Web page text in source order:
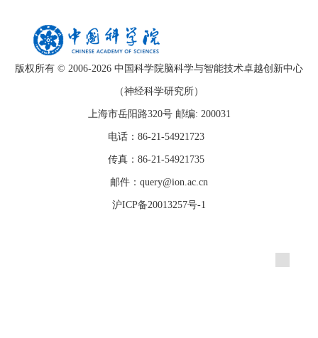
版权所有 © 2006-2026 中国科学院脑科学与智能技术卓越创新中心
（神经科学研究所）
上海市岳阳路320号 邮编: 200031
电话：86-21-54921723
传真：86-21-54921735
邮件：query@ion.ac.cn
沪ICP备20013257号-1